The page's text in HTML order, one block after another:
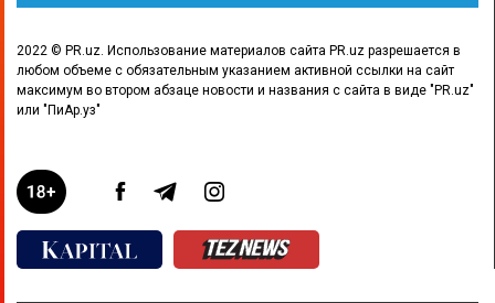
2022 © PR.uz. Использование материалов сайта PR.uz разрешается в
любом объеме с обязательным указанием активной ссылки на сайт
максимум во втором абзаце новости и названия с сайта в виде "PR.uz"
или "ПиАр.уз"